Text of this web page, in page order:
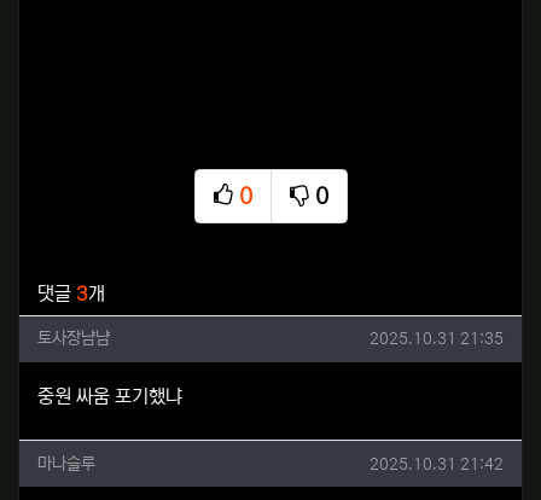
0
추천
0
비추천
댓글 3개
토사장냠냠님의 댓글
토사장냠냠 작성일
2025.10.31 21:35
중원 싸움 포기했냐
마나슬루님의 댓글
마나슬루 작성일
2025.10.31 21:42